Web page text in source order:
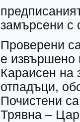
замърсени с
Проверени
е извършено
Караисен на
отпадъци,
Почистени
Трявна –